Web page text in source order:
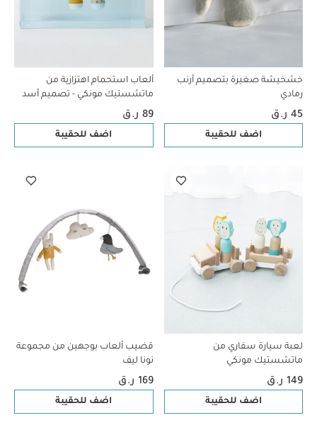
خشخيشة صغيرة بتصميم أرنب
رمادي
45 ر.ق
اضف للحقيبة
ألعاب استحمام اهتزازية من
ماتشستيك مونكي - تصميم أسد
وزرافة
89 ر.ق
اضف للحقيبة
لعبة سيارة سفاري من
ماتشستيك مونكي
149 ر.ق
اضف للحقيبة
قضيب ألعاب بوجهين من مجموعة
نونا ليف
169 ر.ق
اضف للحقيبة